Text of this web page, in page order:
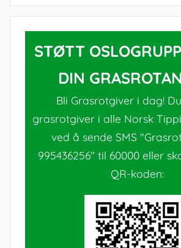
STØTT
DIN
Bli Grasrotgiver i dag!
grasrotgiver i alle Norsk
ved å sende SMS
995436256" til 60000 eller
QR-koden: